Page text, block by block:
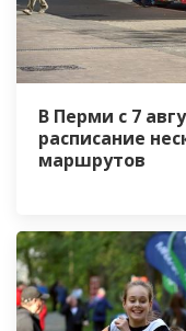
В Перми с 7
расписание
маршрутов